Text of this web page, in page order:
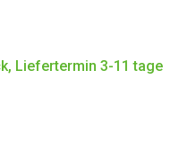
Liefertermin 3-11 tage